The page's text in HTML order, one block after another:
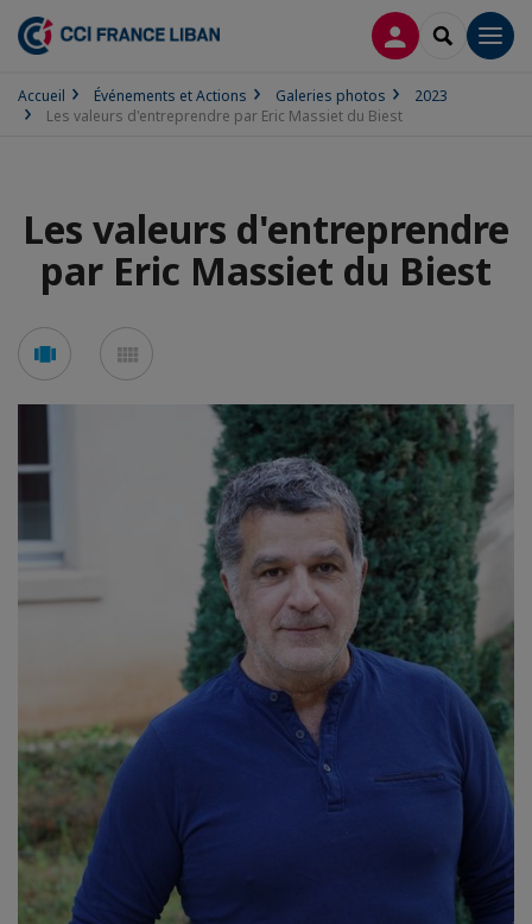
CONNEXION
Accueil Événements et Actions Galeries photos
2023
Les valeurs d'entreprendre par Eric Massiet du Biest
Les valeurs d'entreprendre
par Eric Massiet du Biest
Voir
en
en
mosaïque